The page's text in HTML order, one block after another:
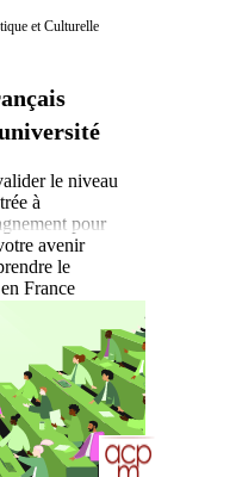
le niveau
à
pour
avenir
le
France
et Culturelle